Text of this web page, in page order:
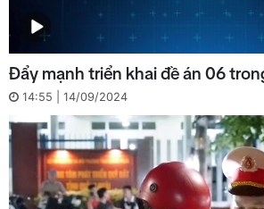
Đẩy mạnh triển khai đề án 06
14:55 | 14/09/2024